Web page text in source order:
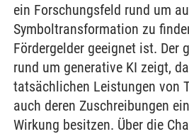
ein Forschungsfeld rund um
Symboltransformation zu
Fördergelder geeignet ist. Der
rund um generative KI zeigt,
tatsächlichen Leistungen von
auch deren Zuschreibungen
Wirkung besitzen. Über die